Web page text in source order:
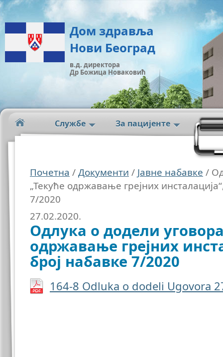
Дом здравља
Нови Београд
в.д. директора
Др Божица Новаковић
Службе За пацијенте
Почетна /Документи / Јавне набавке /
„Текуће одржавање грејних
7/2020
27.02.2020.
Одлука о додели
одржавање грејних
број набавке 7/2020
164-8 Odluka o dodeli Ugovorа